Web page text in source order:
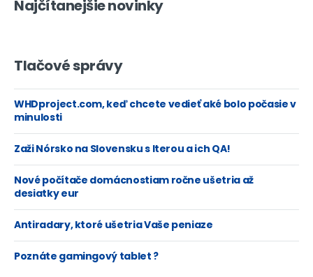
Najčítanejšie novinky
Tlačové správy
WHDproject.com, keď chcete vedieť aké bolo počasie v
minulosti
Zaži Nórsko na Slovensku s Iterou a ich QA!
Nové počítače domácnostiam ročne ušetria až
desiatky eur
Antiradary, ktoré ušetria Vaše peniaze
Poznáte gamingový tablet ?